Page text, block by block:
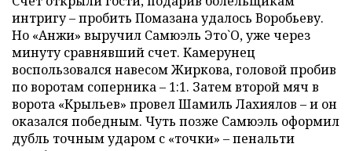
интригу – пробить Помазана удалось Воробьеву.
Но «Анжи» выручил Самюэль Это`О, уже через
минуту сравнявший счет. Камерунец
воспользовался навесом Жиркова, головой пробив
по воротам соперника – 1:1. Затем второй мяч в
ворота «Крыльев» провел Шамиль Лахиялов – и он
оказался победным. Чуть позже Самюэль оформил
дубль точным ударом с «точки» – пенальти